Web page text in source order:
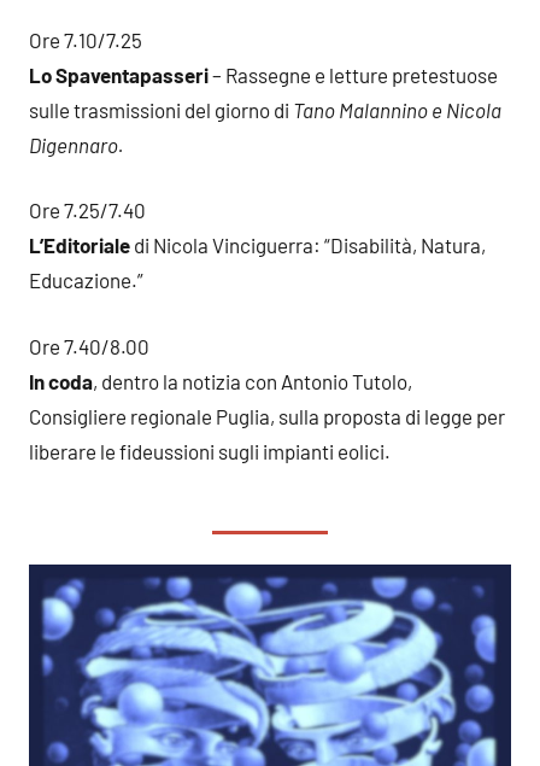
Ore 7.10/7.25
Lo Spaventapasseri– Rassegne e letture pretestuose
sulle trasmissioni del giorno di Tano Malannino e Nicola
Digennaro.
Ore 7.25/7.40
L’Editoriale di Nicola Vinciguerra: “Disabilità, Natura,
Educazione.”
Ore 7.40/8.00
In coda, dentro la notizia con Antonio Tutolo,
Consigliere regionale Puglia, sulla proposta di legge per
liberare le fideussioni sugli impianti eolici.